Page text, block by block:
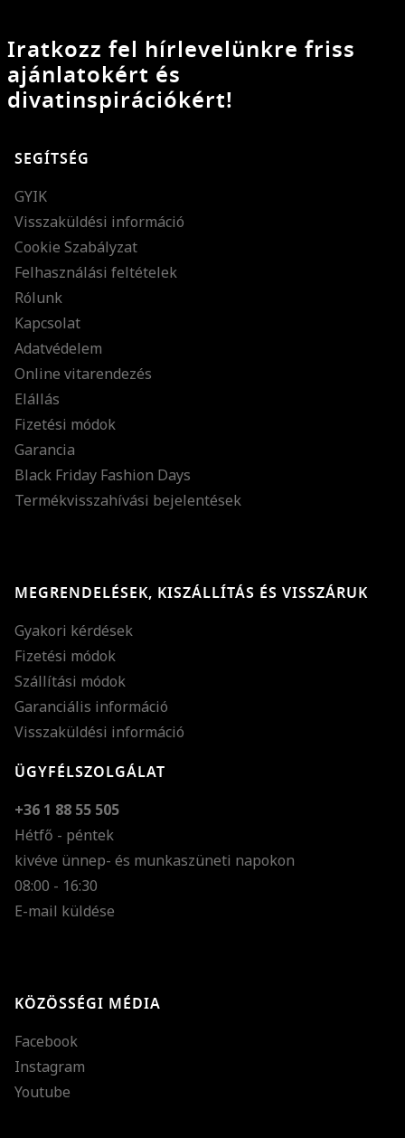
Iratkozz fel hírlevelünkre friss
ajánlatokért és
divatinspirációkért!
SEGÍTSÉG
GYIK
Visszaküldési információ
Cookie Szabályzat
Felhasználási feltételek
Rólunk
Kapcsolat
Adatvédelem
Online vitarendezés
Elállás
Fizetési módok
Garancia
Black Friday Fashion Days
Termékvisszahívási bejelentések
MEGRENDELÉSEK, KISZÁLLÍTÁS ÉS VISSZÁRUK
Gyakori kérdések
Fizetési módok
Szállítási módok
Garanciális információ
Visszaküldési információ
ÜGYFÉLSZOLGÁLAT
+36 1 88 55 505
Hétfő - péntek
kivéve ünnep- és munkaszüneti napokon
08:00 - 16:30
E-mail küldése
KÖZÖSSÉGI MÉDIA
Facebook
Instagram
Youtube